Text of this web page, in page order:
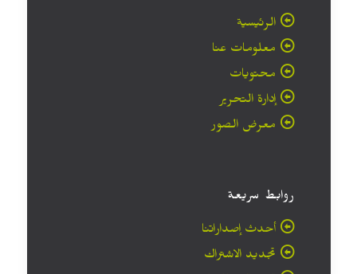
الرئيسية
معلومات عنا
محتويات
إدارة التحرير
معرض الصور
روابط سريعة
أحدث إصداراتنا
تجديد الاشتراك